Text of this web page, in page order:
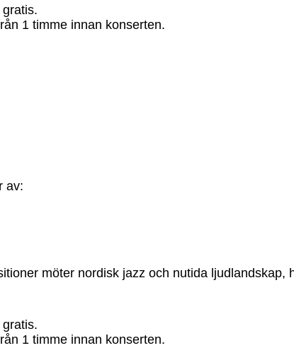
1 timme innan konserten.
av:
möter nordisk jazz och nutida ljudlandskap,
1 timme innan konserten.